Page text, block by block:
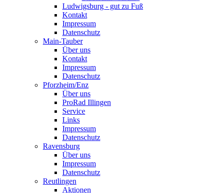
Ludwigsburg - gut zu Fuß
Kontakt
Impressum
Datenschutz
Main-Tauber
Über uns
Kontakt
Impressum
Datenschutz
Pforzheim/Enz
Über uns
ProRad Illingen
Service
Links
Impressum
Datenschutz
Ravensburg
Über uns
Impressum
Datenschutz
Reutlingen
Aktionen